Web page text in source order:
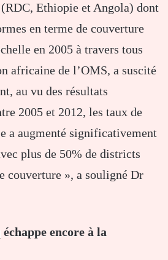
Ethiopie et Angola) dont
en terme de couverture
en 2005 à travers tous
africaine de l’OMS, a suscité
au vu des résultats
2005 et 2012, les taux de
a augmenté significativement
plus de 50% de districts
couverture », a souligné Dr
encore à la